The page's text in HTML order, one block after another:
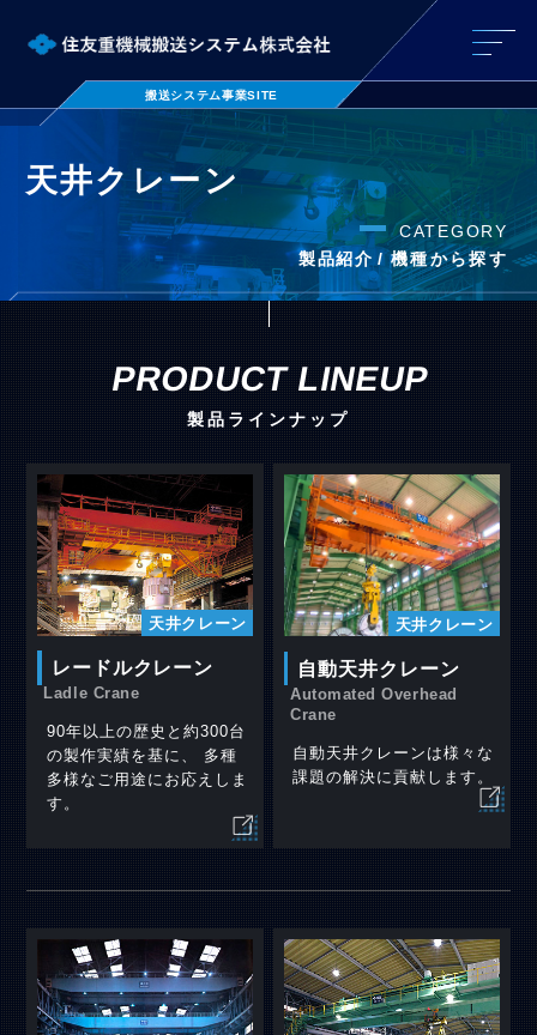
搬送システム事業SITE
製品紹介
天井クレーン
PRODUCT LINEUP
製品ラインナップ
天井クレーン
レードルクレーン
Ladle Crane
90年以上の歴史と約300台
の製作実績を基に、 多種
多様なご用途にお応えしま
す。
天井クレーン
自動天井クレーン
Automated Overhead
Crane
自動天井クレーンは様々な
課題の解決に貢献します。